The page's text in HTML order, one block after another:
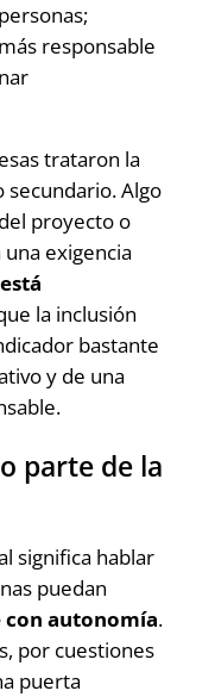
responsable
trataron la
secundario. Algo
proyecto o
exigencia
la inclusión
bastante
y de una
parte de la
significa hablar
puedan
autonomía.
por cuestiones
puerta